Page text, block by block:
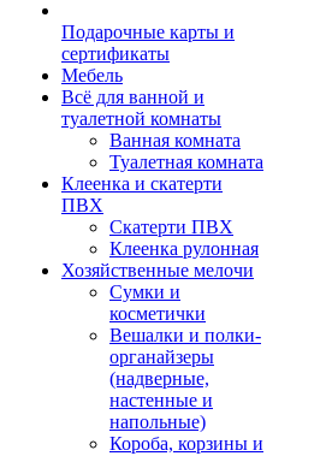
Подарочные карты и
сертификаты
Мебель
Всё для ванной и
туалетной комнаты
Ванная комната
Туалетная комната
Клеенка и скатерти
ПВХ
Скатерти ПВХ
Клеенка рулонная
Хозяйственные мелочи
Сумки и
косметички
Вешалки и полки-
органайзеры
(надверные,
настенные и
напольные)
Короба, корзины и